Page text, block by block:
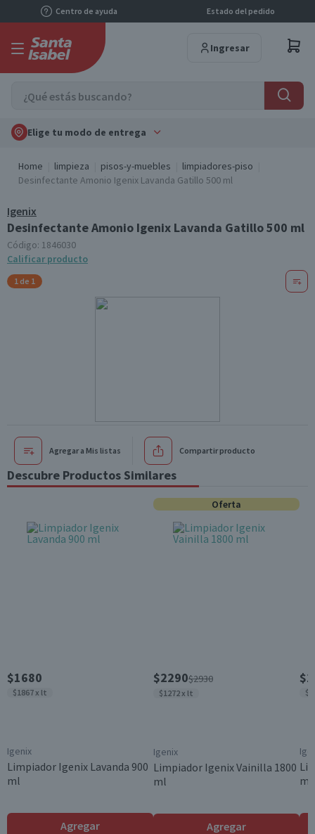
Centro de ayuda Estado del pedido
Ingresar
Elige tu modo de entrega
Home limpieza pisos-y-muebles
limpiadores-piso
Desinfectante Amonio Igenix Lavanda Gatillo 500 ml
Igenix
Desinfectante Amonio Igenix Lavanda Gatillo 500 ml
Código: 1846030
Calificar producto
1 de 1
Agregar a Mis listas Compartir producto
Descubre Productos Similares
$1680
$1867 x lt
Igenix
Limpiador Igenix Lavanda 900
ml
Agregar
Oferta
$2290$2930
$1272 x lt
Igenix
Limpiador Igenix Vainilla 1800
ml
Agregar
ml